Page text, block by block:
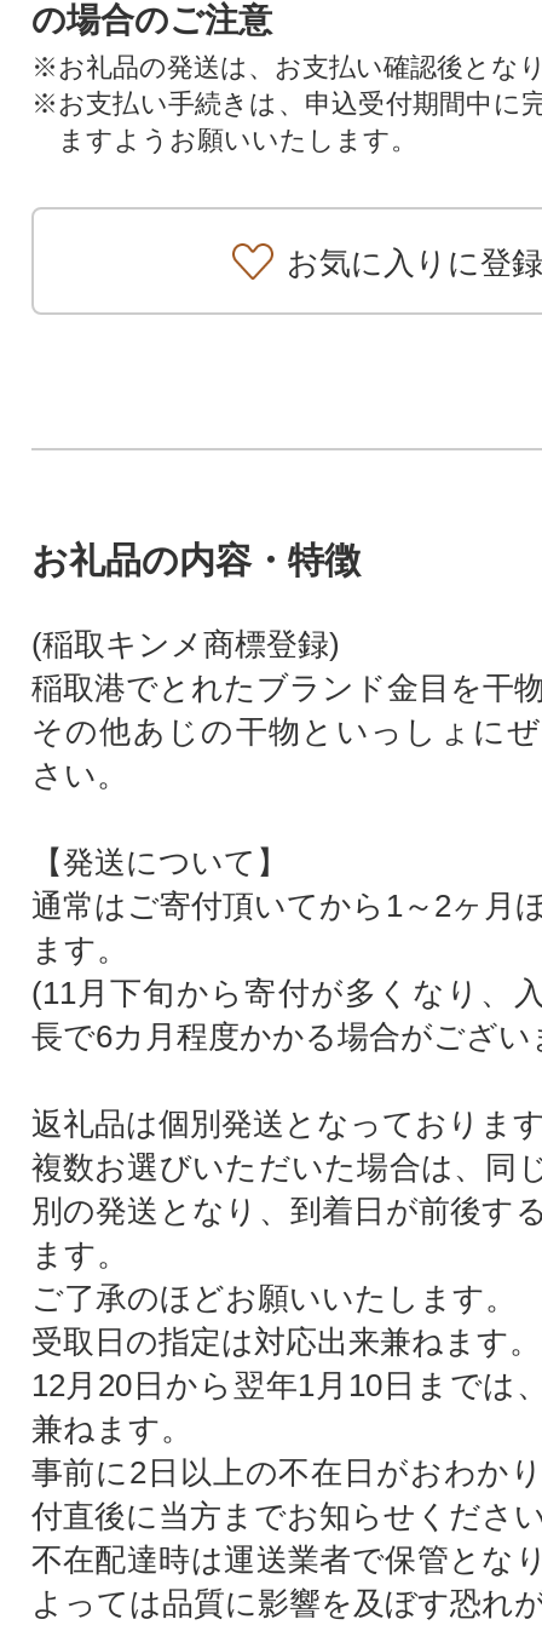
の場合のご注意
※お礼品の発送は、お支払い確認後とな
※お支払い手続きは、申込受付期間中に
ますようお願いいたします。
お気に入りに登録
お礼品の内容・特徴
(稲取キンメ商標登録)
稲取港でとれたブランド金目を干
その他あじの干物といっしょに
さい。
【発送について】
通常はご寄付頂いてから1～2ヶ月
ます。
(11月下旬から寄付が多くなり、
長で6カ月程度かかる場合がござい
返礼品は個別発送となっておりま
複数お選びいただいた場合は、同
別の発送となり、到着日が前後す
ます。
ご了承のほどお願いいたします。
受取日の指定は対応出来兼ねます。
12月20日から翌年1月10日までは
兼ねます。
事前に2日以上の不在日がおわか
付直後に当方までお知らせくださ
不在配達時は運送業者で保管とな
よっては品質に影響を及ぼす恐れ